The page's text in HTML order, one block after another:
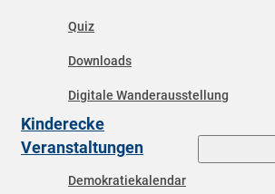
Quiz
Downloads
Digitale Wanderausstellung
Kinderecke
Veranstaltungen
Demokratiekalendar